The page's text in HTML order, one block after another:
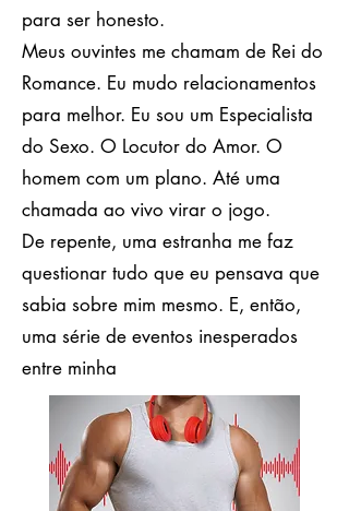
para ser honesto.
Meus ouvintes me chamam de Rei do
Romance. Eu mudo relacionamentos
para melhor. Eu sou um Especialista
do Sexo. O Locutor do Amor. O
homem com um plano. Até uma
chamada ao vivo virar o jogo.
De repente, uma estranha me faz
questionar tudo que eu pensava que
sabia sobre mim mesmo. E, então,
uma série de eventos inesperados
entre minha